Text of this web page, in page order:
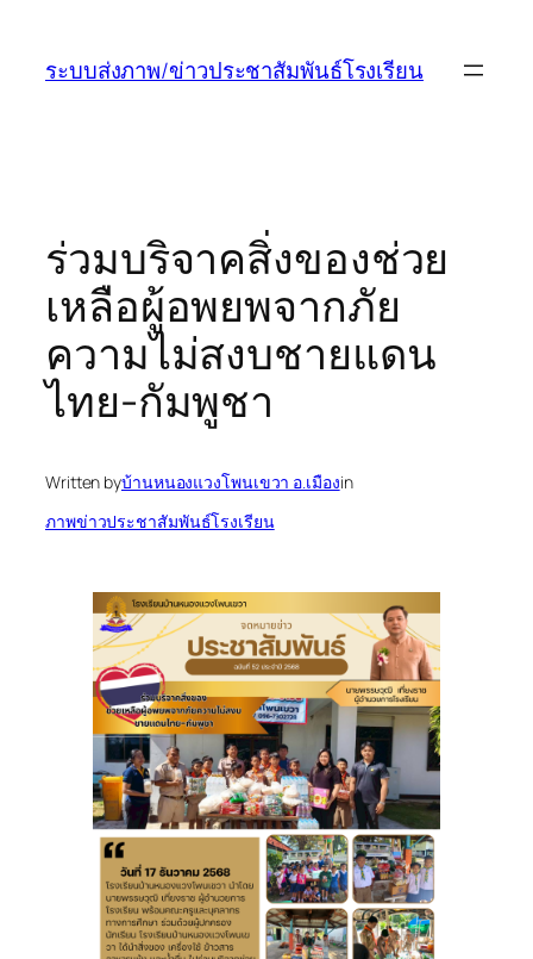
ระบบส่งภาพ/ข่าวประชาสัมพันธ์โรงเรียน
ร่วมบริจาคสิ่งของช่วย
เหลือผู้อพยพจากภัย
ความไม่สงบชายแดน
ไทย-กัมพูชา
Written byบ้านหนองแวงโพนเขวา อ.เมืองin
ภาพข่าวประชาสัมพันธ์โรงเรียน